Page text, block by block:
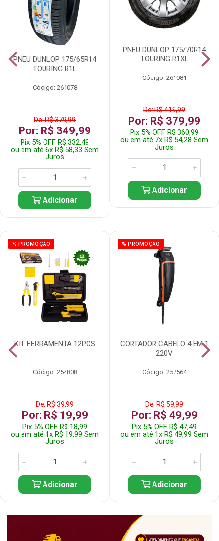
PNEU DUNLOP 175/65R14
TOURING R1L
Código: 261078
De: R$ 379,99
Por: R$ 349,99
Pix 5% OFF R$ 332,49
ou em até 6x R$ 58,33 Sem
Juros
Adicionar
PNEU DUNLOP 175/70R14
TOURING R1XL
Código: 261081
De: R$ 419,99
Por: R$ 379,99
Pix 5% OFF R$ 360,99
ou em até 7x R$ 54,28 Sem
Juros
Adicionar
% PROMOÇÃO
KIT FERRAMENTA 12PCS
Código: 254808
De: R$ 39,99
Por: R$ 19,99
Pix 5% OFF R$ 18,99
ou em até 1x R$ 19,99 Sem
Juros
Adicionar
% PROMOÇÃO
CORTADOR CABELO 4 EM 1
220V
Código: 257564
De: R$ 59,99
Por: R$ 49,99
Pix 5% OFF R$ 47,49
ou em até 1x R$ 49,99 Sem
Juros
Adicionar